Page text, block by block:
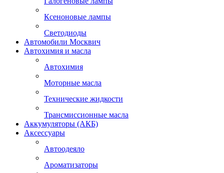
Ксеноновые лампы
Светодиоды
Автомобили Москвич
Автохимия и масла
Автохимия
Моторные масла
Технические жидкости
Трансмиссионные масла
Аккумуляторы (АКБ)
Аксессуары
Автоодеяло
Ароматизаторы